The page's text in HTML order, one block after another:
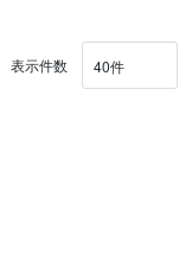
表示件数